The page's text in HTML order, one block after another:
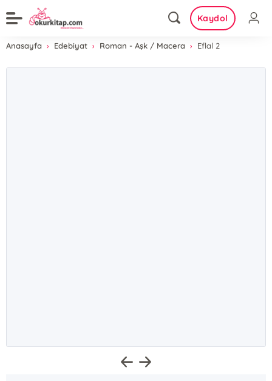
Kaydol
Anasayfa Edebiyat Roman - Aşk / Macera Eflal 2